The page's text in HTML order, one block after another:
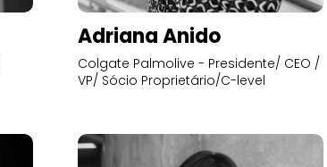
Adriana Anido
Colgate Palmolive - Presidente/ CEO /
VP/ Sócio Proprietário/C-level